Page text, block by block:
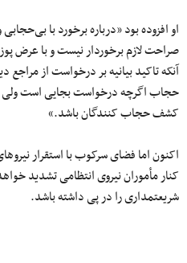
او افزوده بود «درباره برخورد با
صراحت لازم برخوردار نیست و با عرض
آنکه تاکید بیانیه بر درخواست از مراجع
حجاب اگرچه درخواست بجایی است ولی
کشف‌ حجاب‌ کنندگان باشد.»
اکنون اما فضای سرکوب با استقرار
کنار مأموران نیروی انتظامی تشدید
شریعتمداری را در پی داشته باشد.